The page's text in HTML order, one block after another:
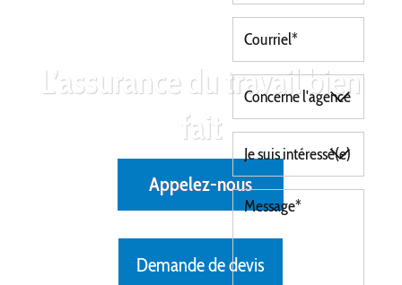
L’assurance du travail bien
fait
Appelez-nous
Demande de devis